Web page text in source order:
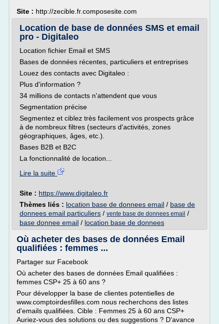
Site : http://zecible.fr.composesite.com
Location de base de données SMS et email
pro - Digitaleo
Location fichier Email et SMS
Bases de données récentes, particuliers et entreprises
Louez des contacts avec Digitaleo :
Plus d'information ?
34 millions de contacts n'attendent que vous
Segmentation précise
Segmentez et ciblez très facilement vos prospects grâce
à de nombreux filtres (secteurs d'activités, zones
géographiques, âges, etc.).
Bases B2B et B2C
La fonctionnalité de location...
Lire la suite
Site : https://www.digitaleo.fr
Thèmes liés : location base de donnees email / base de
donnees email particuliers / vente base de donnees email /
base donnee email / location base de donnees
Où acheter des bases de données Email
qualifiées : femmes ...
Partager sur Facebook
Où acheter des bases de données Email qualifiées :
femmes CSP+ 25 à 60 ans ?
Pour développer la base de clientes potentielles de
www.comptoirdesfilles.com nous recherchons des listes
d'emails qualifiées. Cible : Femmes 25 à 60 ans CSP+
Auriez-vous des solutions ou des suggestions ? D'avance